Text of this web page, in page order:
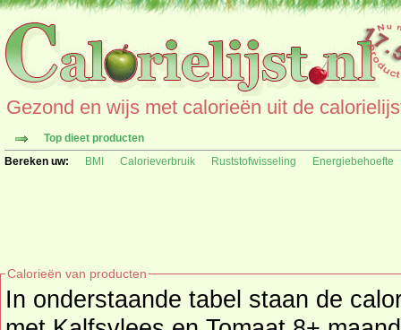
Gezond en wijs met calorieën uit de
Top dieet producten
Bereken uw:
BMI Calorieverbruik Ruststofwisseling Energiebehoefte
Calorieën van producten
In onderstaande tabel staan de